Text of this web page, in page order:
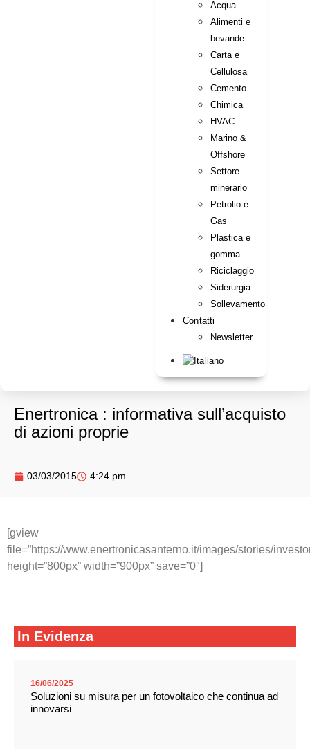
Acqua
Alimenti e
bevande
Carta e
Cellulosa
Cemento
Chimica
HVAC
Marino &
Offshore
Settore
minerario
Petrolio e
Gas
Plastica e
gomma
Riciclaggio
Siderurgia
Sollevamento
Contatti
Newsletter
Enertronica : informativa sull’acquisto
di azioni proprie
03/03/2015 4:24 pm
[gview
file=”https://www.enertronicasanterno.it/images/stories/
height=”800px” width=”900px” save=”0″]
In Evidenza
16/06/2025
Soluzioni su misura per un fotovoltaico che continua ad
innovarsi